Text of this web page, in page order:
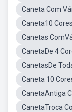
Caneta Com
Caneta10 Cores
Canetas
CanetaDe 4
CanetasDe
Caneta 10
CanetaAntiga
CanetaTroca